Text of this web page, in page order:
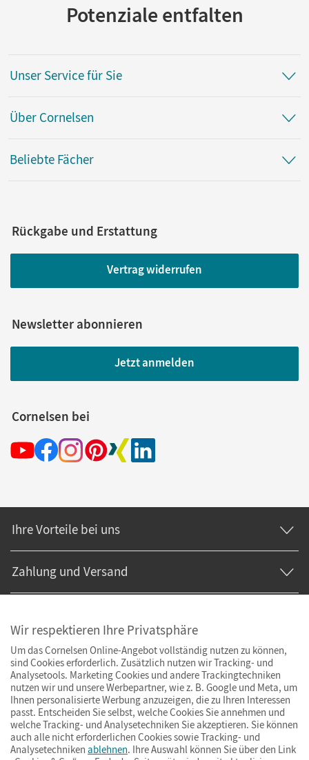
Potenziale entfalten
Unser Service für Sie
Über Cornelsen
Beliebte Fächer
Rückgabe und Erstattung
Vertrag widerrufen
Newsletter abonnieren
Jetzt anmelden
Cornelsen bei
Ihre Vorteile bei uns
Zahlung und Versand
Wir respektieren Ihre Privatsphäre
Um das Cornelsen Online-Angebot vollständig nutzen zu können,
sind Cookies erforderlich. Zusätzlich nutzen wir Tracking- und
Analysetools. Marketing Cookies und andere Trackingtechniken
nutzen wir und unsere Werbepartner, wie z. B. Google und Meta, um
Ihnen personalisierte Werbung anzuzeigen, die zu Ihren Interessen
passt. Entscheiden Sie selbst, welche Cookies Sie annehmen und
welche Tracking- und Analysetechniken Sie akzeptieren. Sie können
auch alle nicht erforderlichen Cookies sowie Tracking- und
Analysetechniken ablehnen. Ihre Auswahl können Sie über den Link